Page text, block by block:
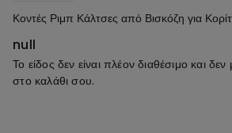
Κοντές Ριμπ Κάλτσες από Βισκόζη για
null
Το είδος δεν είναι πλέον διαθέσιμο και
στο καλάθι σου.